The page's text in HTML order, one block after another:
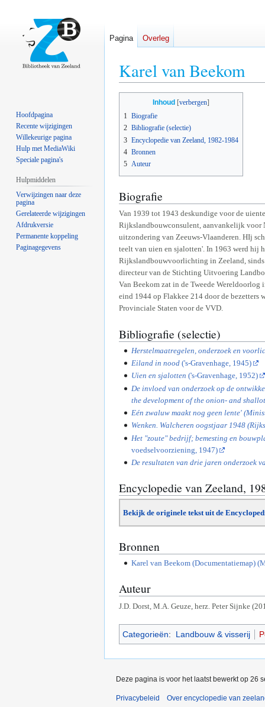
Karel van Beekom
navigatie
springen
zoeken
springen
Inhoud
1 Biografie
2 Bibliografie (selectie)
3 Encyclopedie van Zeeland, 1982-1984
4 Bronnen
5 Auteur
Biografie
Van 1939 tot 1943 deskundige voor de
Rijkslandbouwconsulent, aanvankelijk voor
uitzondering van Zeeuws-Vlaanderen. HIj
teelt van uien en sjalotten'. In 1963 werd hij
Rijkslandbouwvoorlichting in Zeeland,
directeur van de Stichting Uitvoering
Van Beekom zat in de Tweede
eind 1944 op Flakkee 214 door de bezetters
Provinciale Staten voor de VVD.
Bibliografie (selectie)
Herstelmaatregelen, onderzoek en
Eiland in nood('s-Gravenhage, 1945)
Uien en sjalotten ('s-Gravenhage, 1952)
De invloed van onderzoek op de
the development of the onion- and
Eén zwaluw maakt nog geen lente'
Wenken. Walcheren oogstjaar 1948
Het "zoute" bedrijf; bemesting en
voedselvoorziening, 1947)
De resultaten van drie jaren onderzoek
Encyclopedie van Zeeland,
Bekijk de originele tekst uit de
Bronnen
Karel van Beekom (Documentatiemap)
Auteur
J.D. Dorst, M.A. Geuze, herz. Peter Sijnke
Categorieën: Landbouw & visserij
Pagina Overleg
Hoofdpagina
Recente wijzigingen
Willekeurige pagina
Hulp met MediaWiki
Speciale pagina's
Hulpmiddelen
Verwijzingen naar deze
pagina
Gerelateerde wijzigingen
Afdrukversie
Permanente koppeling
Paginagegevens
Deze pagina is voor het laatst bewerkt op 26
Privacybeleid Over encyclopedie van